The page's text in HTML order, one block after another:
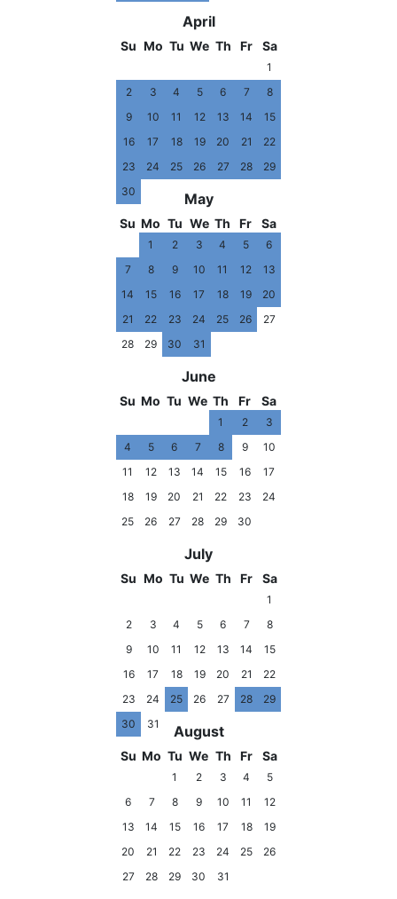
April
Su Mo Tu We Th Fr Sa
1
2
3 4 5 6 7
8
9
10 11 12 13 14
15
16
17 18 19 20 21
22
23
24 25 26 27 28
29
30
May
Su Mo Tu We Th Fr Sa
1 2 3 4 5
6
7
8 9 10 11 12
13
14
15 16 17 18 19
20
21
22 23 24 25 26
27
28
29 30 31
June
Su Mo Tu We Th Fr Sa
1 2
3
4
5 6 7 8 9
10
11
12 13 14 15 16
17
18
19 20 21 22 23
24
25
26 27 28 29 30
July
Su Mo Tu We Th Fr Sa
1
2
3 4 5 6 7
8
9
10 11 12 13 14
15
16
17 18 19 20 21
22
23
24 25 26 27 28
29
30
31 August
Su Mo Tu We Th Fr Sa
1 2 3 4
5
6
7 8 9 10 11
12
13
14 15 16 17 18
19
20
21 22 23 24 25
26
27
28 29 30 31